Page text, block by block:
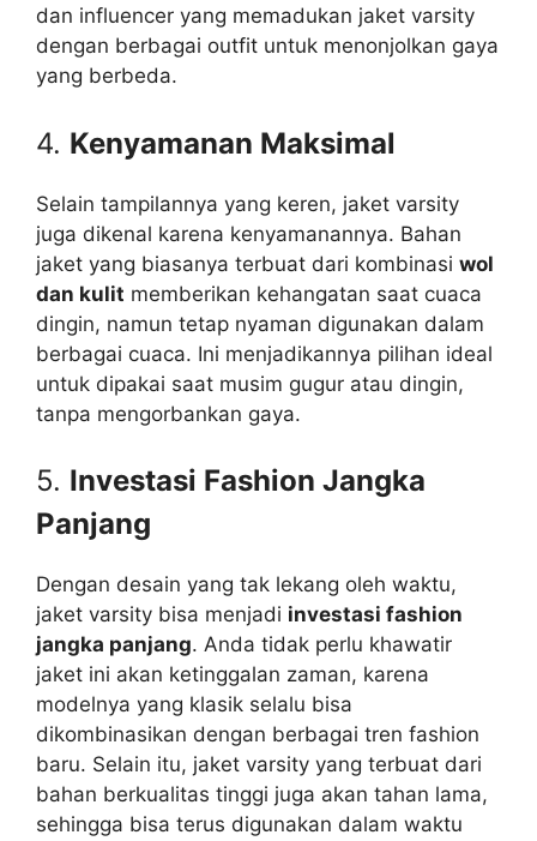
dan influencer yang memadukan jaket varsity
dengan berbagai outfit untuk menonjolkan gaya
yang berbeda.
4. Kenyamanan Maksimal
Selain tampilannya yang keren, jaket varsity
juga dikenal karena kenyamanannya. Bahan
jaket yang biasanya terbuat dari kombinasi wol
dan kulit memberikan kehangatan saat cuaca
dingin, namun tetap nyaman digunakan dalam
berbagai cuaca. Ini menjadikannya pilihan ideal
untuk dipakai saat musim gugur atau dingin,
tanpa mengorbankan gaya.
5. Investasi Fashion Jangka
Panjang
Dengan desain yang tak lekang oleh waktu,
jaket varsity bisa menjadi investasi fashion
jangka panjang. Anda tidak perlu khawatir
jaket ini akan ketinggalan zaman, karena
modelnya yang klasik selalu bisa
dikombinasikan dengan berbagai tren fashion
baru. Selain itu, jaket varsity yang terbuat dari
bahan berkualitas tinggi juga akan tahan lama,
sehingga bisa terus digunakan dalam waktu